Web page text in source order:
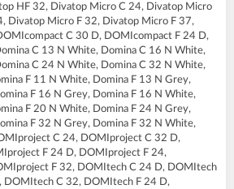
DIVA C13
DIVA C16
DIVA C20
DIVA C24
DIVA C28
DIVA C32
DIVA F13
DIVA F16
DIVA F20
DIVA F24
DIVA F28
DIVA F32
DIVA F37
HF 32, Divatop Micro C 24, Divatop Micro
Divatop Micro F 32, Divatop Micro F 37,
C 30 D, DOMIcompact F 24 D,
C 13 N White, Domina C 16 N White,
C 24 N White, Domina C 32 N White,
F 11 N White, Domina F 13 N Grey,
F 16 N Grey, Domina F 16 N White,
F 20 N White, Domina F 24 N Grey,
F 32 N Grey, Domina F 32 N White,
C 24, DOMIproject C 32 D,
F 24 D, DOMIproject F 24,
F 32, DOMItech C 24 D, DOMItech
DOMItech C 32, DOMItech F 24 D,